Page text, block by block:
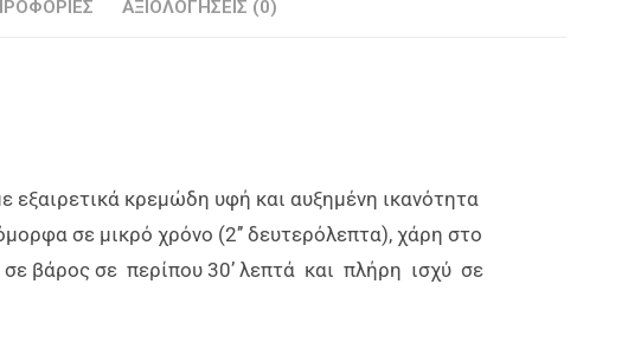
ΑΞΙΟΛΟΓΉΣΕΙΣ (0)
εξαιρετικά κρεμώδη υφή και αυξημένη ικανότητα
σε μικρό χρόνο (2’’ δευτερόλεπτα), χάρη στο
βάρος σε περίπου 30’ λεπτά και πλήρη ισχύ σε